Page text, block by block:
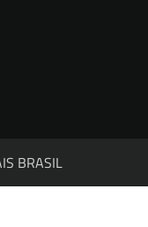
BRASIL